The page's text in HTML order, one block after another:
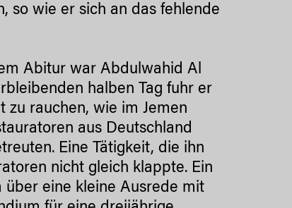
so wie er sich an das fehlende
Abitur war Abdulwahid Al
halben Tag fuhr er
zu rauchen, wie im Jemen
aus Deutschland
Eine Tätigkeit, die ihn
nicht gleich klappte. Ein
über eine kleine Ausrede mit